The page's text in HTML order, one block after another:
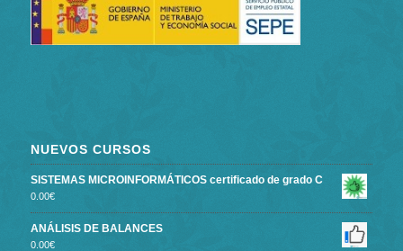
NUEVOS CURSOS
SISTEMAS MICROINFORMÁTICOS certificado de grado C
0.00€
ANÁLISIS DE BALANCES
0.00€